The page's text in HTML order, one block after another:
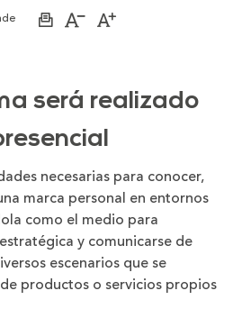
ImprimirAumentarDisminuir
letra
será realizado
necesarias para conocer,
marca personal en entornos
como el medio para
y comunicarse de
escenarios que se
productos o servicios propios